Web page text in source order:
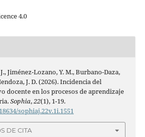
4.0
Jiménez-Lozano, Y. M., Burbano-Daza,
J. D. (2026). Incidencia del
docente en los procesos de aprendizaje
Sophia,22(1), 1-19.
sophiaj.22v.1i.1551
DE CITA